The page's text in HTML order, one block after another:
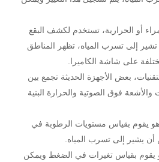
أو الحرارية، تستخدم لكشف البقع
تشير إلى تسرب المياه، تظهر المناطق
على شاشة الكاميرا.
بعض الأجهزة الحديثة تجمع بين
فوق الصوتية والحرارة البنية
يقوم بقياس مستويات الرطوبة في
يشير إلى تسرب المياه.
يقوم بقياس تغيرات في الضغط ويمكن